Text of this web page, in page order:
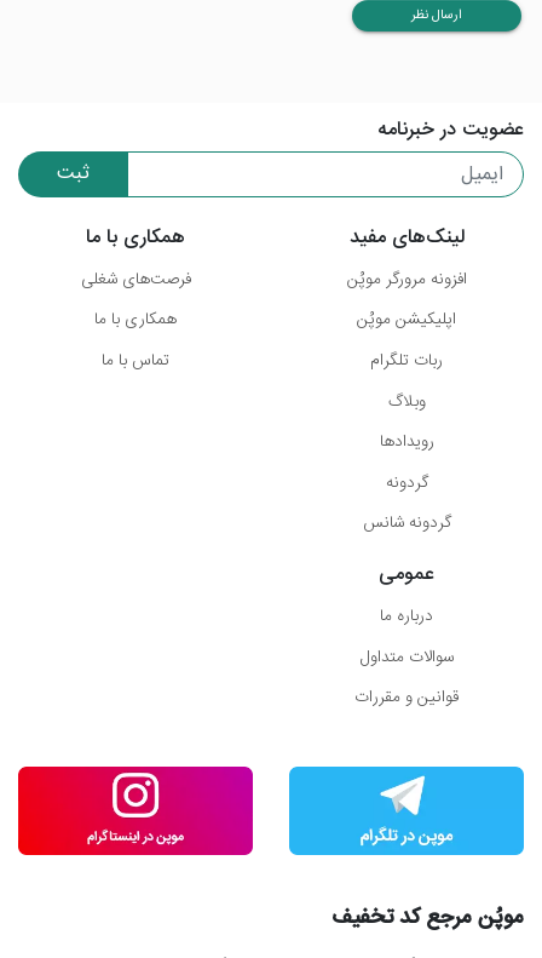
ارسال نظر
عضویت در خبرنامه
ثبت
لینک‌های مفید
افزونه مرورگر موپُن
اپلیکیشن موپُن
ربات تلگرام
وبلاگ
رویدادها
گردونه
گردونه شانس
همکاری با ما
فرصت‌های شغلی
همکاری با ما
تماس با ما
عمومی
درباره ما
سوالات متداول
قوانین و مقررات
موپُن مرجع کد تخفیف